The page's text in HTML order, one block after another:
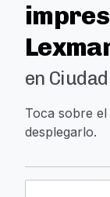
en
Toca sobre
desplegarlo.